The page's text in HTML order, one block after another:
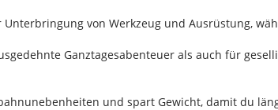
von Werkzeug und Ausrüstung,
Ganztagesabenteuer als auch für
und spart Gewicht, damit du